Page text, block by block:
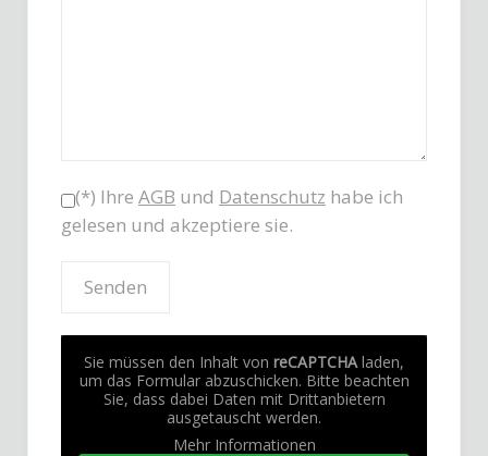
(*) Ihre AGB und Datenschutz habe ich
gelesen und akzeptiere sie.
Sie müssen den Inhalt von reCAPTCHAladen,
um das Formular abzuschicken. Bitte beachten
Sie, dass dabei Daten mit Drittanbietern
ausgetauscht werden.
Mehr Informationen